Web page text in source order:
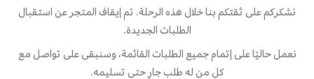
نشكركم على ثقتكم بنا خلال هذه الرحلة. تم إيقاف المتجر عن استقبال
الطلبات الجديدة.
نعمل حاليًا على إتمام جميع الطلبات القائمة، وسنبقى على تواصل مع
كل من له طلب جارٍ حتى تسليمه.